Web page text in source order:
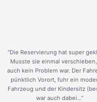
“Die Reservierung hat super
Musste sie einmal
auch kein Problem war. Der
pünktlich Vorort, fuhr ein
Fahrzeug und der Kindersitz
war auch dabei...”